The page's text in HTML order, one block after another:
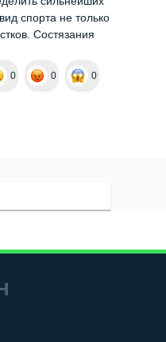
спорта не только
Состязания
0 0 0